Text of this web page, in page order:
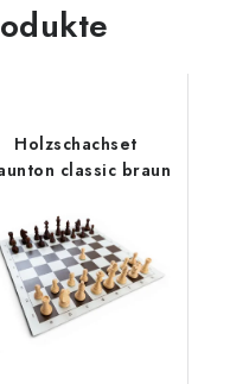
Holzschachset
classic braun